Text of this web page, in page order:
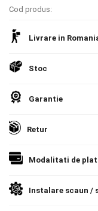
Copyright 2026 BabyMatters
Cod produs:
Livrare in
Stoc
Garantie
Retur
Modalitati de
Instalare scaun /
Livrare prin curier
Romania, direct
Detalii